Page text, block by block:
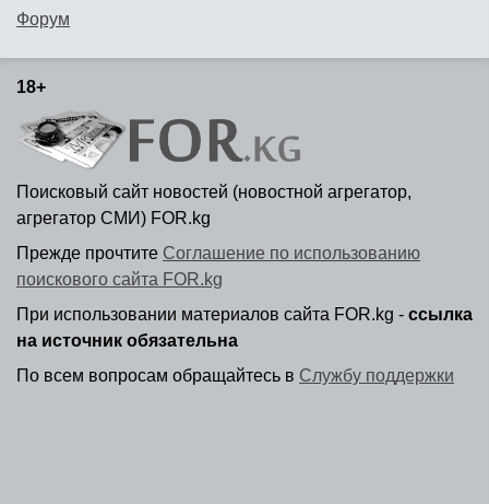
Форум
18+
Поисковый сайт новостей (новостной агрегатор,
агрегатор СМИ) FOR.kg
Прежде прочтите Соглашение по использованию
поискового сайта FOR.kg
При использовании материалов сайта FOR.kg - ссылка
на источник обязательна
По всем вопросам обращайтесь в Службу поддержки